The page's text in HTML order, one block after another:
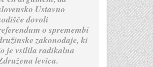
Ustavno
dovoli
o spremembi
zakonodaje, ki
je vsilila radikalna
levica.